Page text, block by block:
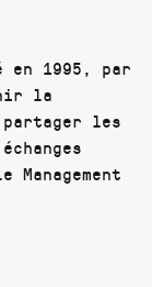
en 1995, par
la
partager les